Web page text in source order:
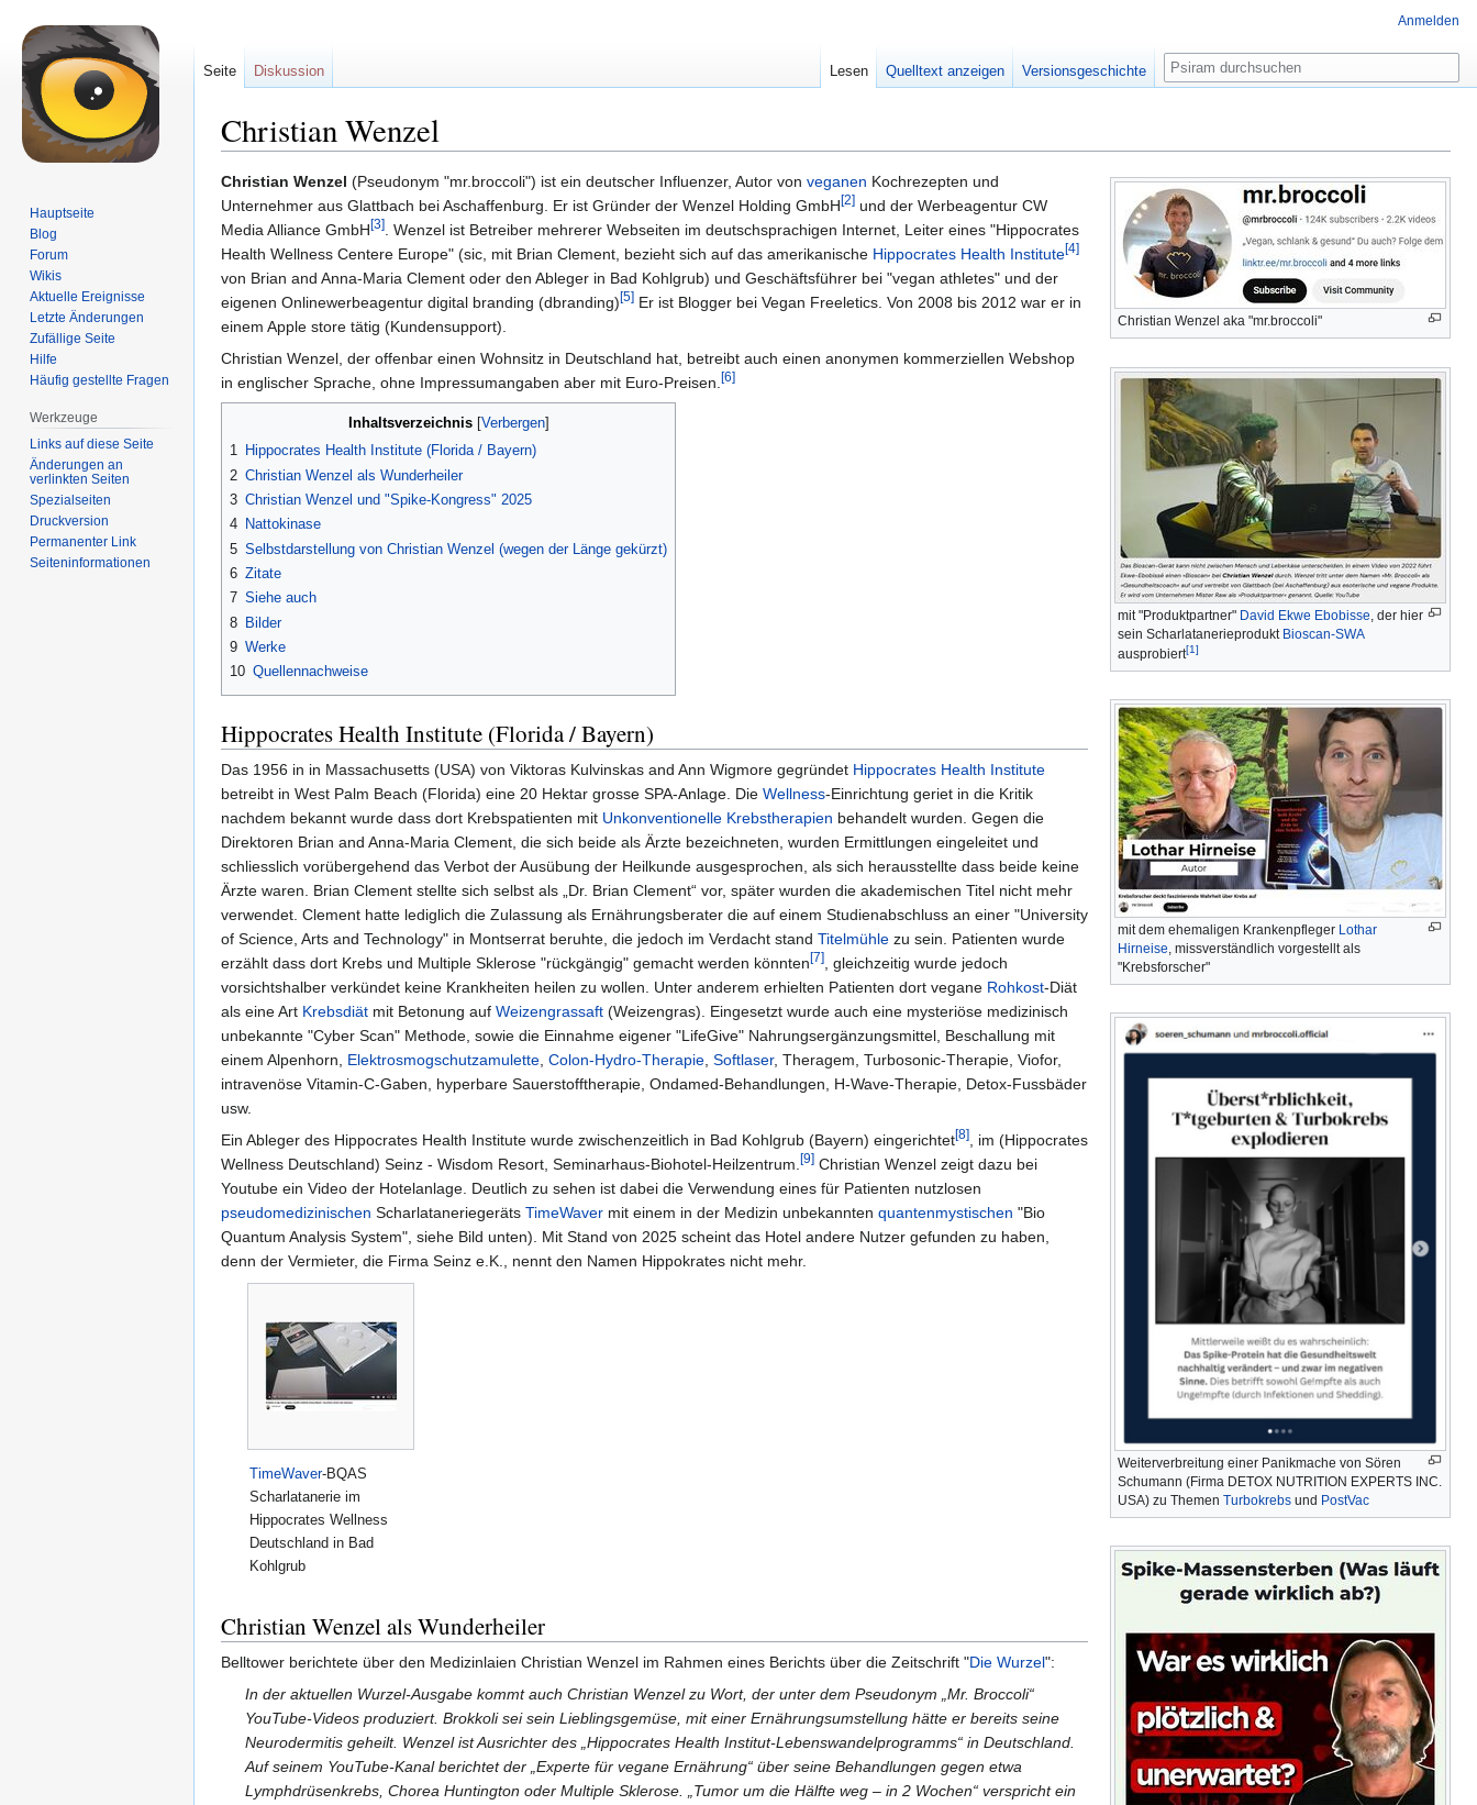
Christian Wenzel
Zur
Navigation
springen
Zur
Suche
springen
Christian Wenzel aka "mr.broccoli"
mit "Produktpartner" David Ekwe Ebobisse , der hier
sein Scharlatanerieprodukt Bioscan-SWA
ausprobiert[1]
mit dem ehemaligen Krankenpfleger Lothar
Hirneise, missverständlich vorgestellt als
"Krebsforscher"
Weiterverbreitung einer Panikmache von Sören
Schumann (Firma DETOX NUTRITION EXPERTS INC.
USA) zu Themen Turbokrebs und PostVac
Christian Wenzel (Pseudonym "mr.broccoli") ist ein deutscher Influenzer, Autor von veganen Kochrezepten und
Unternehmer aus Glattbach bei Aschaffenburg. Er ist Gründer der Wenzel Holding GmbH[2] und der Werbeagentur CW
Media Alliance GmbH[3]. Wenzel ist Betreiber mehrerer Webseiten im deutschsprachigen Internet, Leiter eines "Hippocrates
Health Wellness Centere Europe" (sic, mit Brian Clement, bezieht sich auf das amerikanische Hippocrates Health Institute[4]
von Brian and Anna-Maria Clement oder den Ableger in Bad Kohlgrub) und Geschäftsführer bei "vegan athletes" und der
eigenen Onlinewerbeagentur digital branding (dbranding)[5] Er ist Blogger bei Vegan Freeletics. Von 2008 bis 2012 war er in
einem Apple store tätig (Kundensupport).
Christian Wenzel, der offenbar einen Wohnsitz in Deutschland hat, betreibt auch einen anonymen kommerziellen Webshop
in englischer Sprache, ohne Impressumangaben aber mit Euro-Preisen.[6]
Inhaltsverzeichnis
1 Hippocrates Health Institute (Florida / Bayern)
2 Christian Wenzel als Wunderheiler
3 Christian Wenzel und "Spike-Kongress" 2025
4 Nattokinase
5 Selbstdarstellung von Christian Wenzel (wegen der Länge gekürzt)
6 Zitate
7 Siehe auch
8 Bilder
9 Werke
10 Quellennachweise
Hippocrates Health Institute (Florida / Bayern)
Das 1956 in in Massachusetts (USA) von Viktoras Kulvinskas and Ann Wigmore gegründet Hippocrates Health Institute
betreibt in West Palm Beach (Florida) eine 20 Hektar grosse SPA-Anlage. Die Wellness-Einrichtung geriet in die Kritik
nachdem bekannt wurde dass dort Krebspatienten mit Unkonventionelle Krebstherapien behandelt wurden. Gegen die
Direktoren Brian and Anna-Maria Clement, die sich beide als Ärzte bezeichneten, wurden Ermittlungen eingeleitet und
schliesslich vorübergehend das Verbot der Ausübung der Heilkunde ausgesprochen, als sich herausstellte dass beide keine
Ärzte waren. Brian Clement stellte sich selbst als „Dr. Brian Clement“ vor, später wurden die akademischen Titel nicht mehr
verwendet. Clement hatte lediglich die Zulassung als Ernährungsberater die auf einem Studienabschluss an einer "University
of Science, Arts and Technology" in Montserrat beruhte, die jedoch im Verdacht stand Titelmühle zu sein. Patienten wurde
erzählt dass dort Krebs und Multiple Sklerose "rückgängig" gemacht werden könnten[7], gleichzeitig wurde jedoch
vorsichtshalber verkündet keine Krankheiten heilen zu wollen. Unter anderem erhielten Patienten dort vegane Rohkost-Diät
als eine Art Krebsdiät mit Betonung auf Weizengrassaft (Weizengras). Eingesetzt wurde auch eine mysteriöse medizinisch
unbekannte "Cyber ​​Scan" Methode, sowie die Einnahme eigener "LifeGive" Nahrungsergänzungsmittel, Beschallung mit
einem Alpenhorn, Elektrosmogschutzamulette, Colon-Hydro-Therapie, Softlaser, Theragem, Turbosonic-Therapie, Viofor,
intravenöse Vitamin-C-Gaben, hyperbare Sauerstofftherapie, Ondamed-Behandlungen, H-Wave-Therapie, Detox-Fussbäder
usw.
Ein Ableger des Hippocrates Health Institute wurde zwischenzeitlich in Bad Kohlgrub (Bayern) eingerichtet[8], im (Hippocrates
Wellness Deutschland) Seinz - Wisdom Resort, Seminarhaus-Biohotel-Heilzentrum.[9] Christian Wenzel zeigt dazu bei
Youtube ein Video der Hotelanlage. Deutlich zu sehen ist dabei die Verwendung eines für Patienten nutzlosen
pseudomedizinischen Scharlataneriegeräts TimeWaver mit einem in der Medizin unbekannten quantenmystischen "Bio
Quantum Analysis System", siehe Bild unten). Mit Stand von 2025 scheint das Hotel andere Nutzer gefunden zu haben,
denn der Vermieter, die Firma Seinz e.K., nennt den Namen Hippokrates nicht mehr.
TimeWaver-BQAS
Scharlatanerie im
Hippocrates Wellness
Deutschland in Bad
Kohlgrub
Christian Wenzel als Wunderheiler
Belltower berichtete über den Medizinlaien Christian Wenzel im Rahmen eines Berichts über die Zeitschrift "Die Wurzel":
In der aktuellen Wurzel-Ausgabe kommt auch Christian Wenzel zu Wort, der unter dem Pseudonym „Mr. Broccoli“
YouTube-Videos produziert. Brokkoli sei sein Lieblingsgemüse, mit einer Ernährungsumstellung hätte er bereits seine
Neurodermitis geheilt. Wenzel ist Ausrichter des „Hippocrates Health Institut-Lebenswandelprogramms“ in Deutschland.
Auf seinem YouTube-Kanal berichtet der „Experte für vegane Ernährung“ über seine Behandlungen gegen etwa
Lymphdrüsenkrebs, Chorea Huntington oder Multiple Sklerose. „Tumor um die Hälfte weg – in 2 Wochen“ verspricht ein
Anmelden
Seite Diskussion Lesen Quelltext anzeigen Versionsgeschichte
Suche
Hauptseite
Blog
Forum
Wikis
Aktuelle Ereignisse
Letzte Änderungen
Zufällige Seite
Hilfe
Häufig gestellte Fragen
Werkzeuge
Links auf diese Seite
Änderungen an
verlinkten Seiten
Spezialseiten
Druckversion
Permanenter Link
Seiten­informationen